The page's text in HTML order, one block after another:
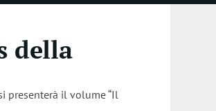
della
presenterà il volume “Il